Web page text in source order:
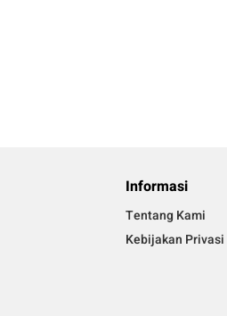
Informasi
Tentang Kami
Kebijakan Privasi